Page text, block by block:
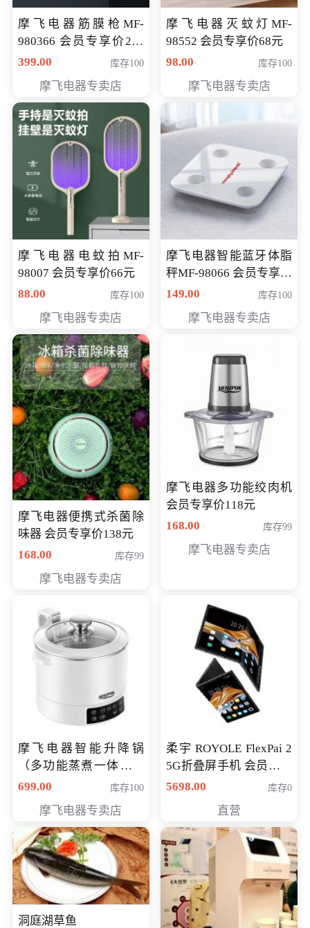
摩飞电器筋膜枪MF-
980366 会员专享价299
元
399.00 库存100
摩飞电器专卖店
摩飞电器灭蚊灯MF-
98552 会员专享价68元
98.00
库存100
摩飞电器专卖店
摩飞电器电蚊拍MF-
98007 会员专享价66元
88.00
库存100
摩飞电器专卖店
摩飞电器智能蓝牙体脂
秤MF-98066 会员专享价
98元
149.00 库存100
摩飞电器专卖店
摩飞电器便携式杀菌除
味器 会员专享价138元
168.00
库存99
摩飞电器专卖店
摩飞电器多功能绞肉机
会员专享价118元
168.00
库存99
摩飞电器专卖店
摩飞电器智能升降锅
（多功能蒸煮一体锅）
（智能升降养生锅） 会
699.00 库存100
摩飞电器专卖店
柔宇 ROYOLE FlexPai 2
5G折叠屏手机 会员专享
购买价格 4998元
5698.00 库存0
直营
洞庭湖草鱼